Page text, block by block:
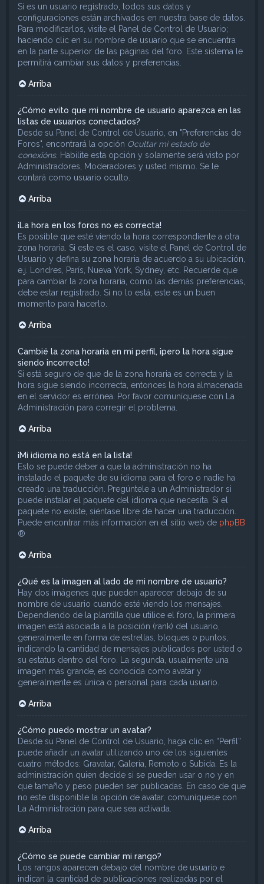
Si es un usuario registrado, todos sus datos y
configuraciones están archivados en nuestra base de datos.
Para modificarlos, visite el Panel de Control de Usuario;
haciendo clic en su nombre de usuario que se encuentra
en la parte superior de las páginas del foro. Este sistema le
permitirá cambiar sus datos y preferencias.
Arriba
¿Cómo evito que mi nombre de usuario aparezca en las
listas de usuarios conectados?
Desde su Panel de Control de Usuario, en "Preferencias de
Foros", encontrará la opción Ocultar mi estado de
conexións. Habilite esta opción y solamente será visto por
Administradores, Moderadores y usted mismo. Se le
contará como usuario oculto.
Arriba
¡La hora en los foros no es correcta!
Es posible que esté viendo la hora correspondiente a otra
zona horaria. Si este es el caso, visite el Panel de Control de
Usuario y defina su zona horaria de acuerdo a su ubicación,
e.j. Londres, París, Nueva York, Sydney, etc. Recuerde que
para cambiar la zona horaria, como las demás preferencias,
debe estar registrado. Si no lo está, este es un buen
momento para hacerlo.
Arriba
Cambié la zona horaria en mi perfil, ¡pero la hora sigue
siendo incorrecto!
Si está seguro de que de la zona horaria es correcta y la
hora sigue siendo incorrecta, entonces la hora almacenada
en el servidor es errónea. Por favor comuníquese con La
Administración para corregir el problema.
Arriba
¡Mi idioma no está en la lista!
Esto se puede deber a que la administración no ha
instalado el paquete de su idioma para el foro o nadie ha
creado una traducción. Pregúntele a un Administrador si
puede instalar el paquete del idioma que necesita. Si el
paquete no existe, siéntase libre de hacer una traducción.
Puede encontrar más información en el sitio web de phpBB
®
Arriba
¿Qué es la imagen al lado de mi nombre de usuario?
Hay dos imágenes que pueden aparecer debajo de su
nombre de usuario cuando esté viendo los mensajes.
Dependiendo de la plantilla que utilice el foro, la primera
imagen está asociada a la posición (rank) del usuario,
generalmente en forma de estrellas, bloques o puntos,
indicando la cantidad de mensajes publicados por usted o
su estatus dentro del foro. La segunda, usualmente una
imagen más grande, es conocida como avatar y
generalmente es única o personal para cada usuario.
Arriba
¿Cómo puedo mostrar un avatar?
Desde su Panel de Control de Usuario, haga clic en “Perfil”
puede añadir un avatar utilizando uno de los siguientes
cuatro métodos: Gravatar, Galería, Remoto o Subida. Es la
administración quien decide si se pueden usar o no y en
que tamaño y peso pueden ser publicadas. En caso de que
no este disponible la opción de avatar, comuníquese con
La Administración para que sea activada.
Arriba
¿Cómo se puede cambiar mi rango?
Los rangos aparecen debajo del nombre de usuario e
indican la cantidad de publicaciones realizadas por el